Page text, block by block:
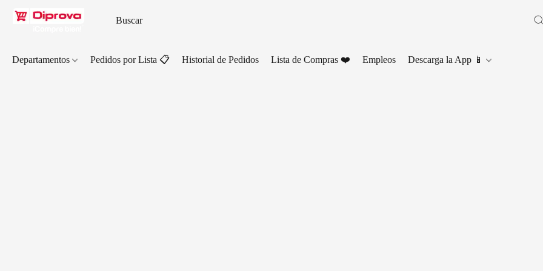
Departamentos Pedidos por Lista 📋 Historial de Pedidos Lista de Compras ❤️ Empleos Descarga la App 📱